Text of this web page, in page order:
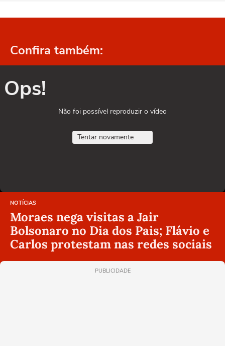
Confira também:
Ops!
Não foi possível reproduzir o vídeo
Tentar novamente
NOTÍCIAS
Moraes nega visitas a Jair
Bolsonaro no Dia dos Pais; Flávio e
Carlos protestam nas redes sociais
PUBLICIDADE